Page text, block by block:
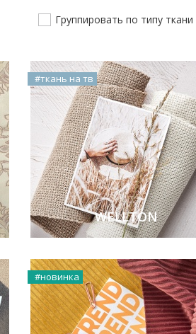
Группировать по типу ткани
#ткань на тв
WELLTON
#новинка